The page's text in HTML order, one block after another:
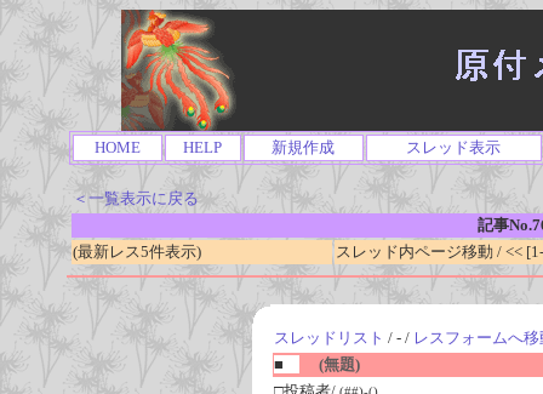
HOME HELP 新規作成 スレッド表示
＜一覧表示に戻る
記事
(最新レス5件表示)
スレッド内ページ移動 / <<
スレッドリスト / - / レスフォームへ移
■
(無題)